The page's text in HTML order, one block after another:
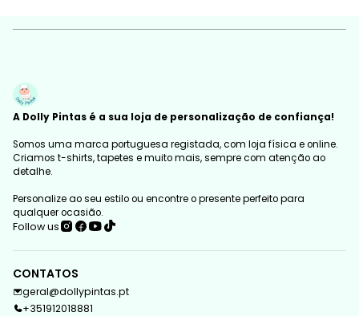
A Dolly Pintas é a sua loja de personalização de confiança!
Somos uma marca portuguesa registada, com loja física e online.
Criamos t-shirts, tapetes e muito mais, sempre com atenção ao
detalhe.
Personalize ao seu estilo ou encontre o presente perfeito para
qualquer ocasião.
Follow us
CONTATOS
geral@dollypintas.pt
+351912018881